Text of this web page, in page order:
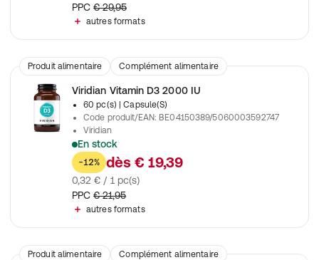
PPC € 29,95
autres formats
Produit alimentaire Complément alimentaire
Viridian Vitamin D3 2000 IU
60 pc(s)
| Capsule(S)
Code produit/EAN: BE04150389/5060003592747
Viridian
En stock
Forte dose de vitamine D3 provenant d'une source
-12% dès € 19,39
0,32 € / 1 pc(s)
PPC € 21,95
autres formats
Produit alimentaire Complément alimentaire